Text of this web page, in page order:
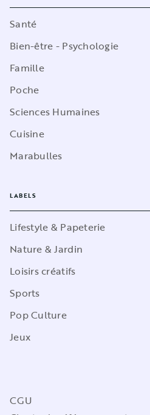
Santé
Bien-être - Psychologie
Famille
Poche
Sciences Humaines
Cuisine
Marabulles
LABELS
Lifestyle & Papeterie
Nature & Jardin
Loisirs créatifs
Sports
Pop Culture
Jeux
CGU